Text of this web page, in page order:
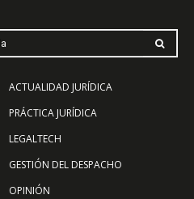
ACTUALIDAD JURÍDICA
PRÁCTICA JURÍDICA
LEGALTECH
GESTIÓN DEL DESPACHO
OPINIÓN